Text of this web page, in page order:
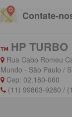
HP TURBO
Rua Cabo Romeu
Mundo - São Paulo / SP
Cep: 02.180-060